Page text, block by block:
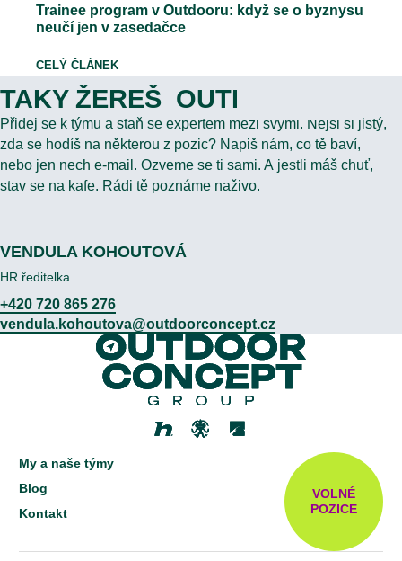
Trainee program v Outdooru: když se o byznysu
neučí jen v zasedačce
CELÝ ČLÁNEK
TAKY ŽEREŠ OUTDOOR?
Přidej se k týmu a staň se expertem mezi svými. Nejsi si jistý,
zda se hodíš na některou z pozic? Napiš nám, co tě baví,
nebo jen nech e-mail. Ozveme se ti sami. A jestli máš chuť,
stav se na kafe. Rádi tě poznáme naživo.
VENDULA KOHOUTOVÁ
HR ředitelka
+420 720 865 276
vendula.kohoutova@outdoorconcept.cz
My a naše týmy
Blog
Kontakt
VOLNÉ
POZICE